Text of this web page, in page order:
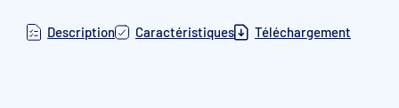
Description Caractéristiques Téléchargement